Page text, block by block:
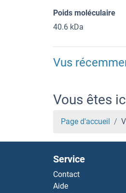
Poids moléculaire
40.6 kDa
Vus
Vous êtes
Page d'accueil
Service
Contact
Aide